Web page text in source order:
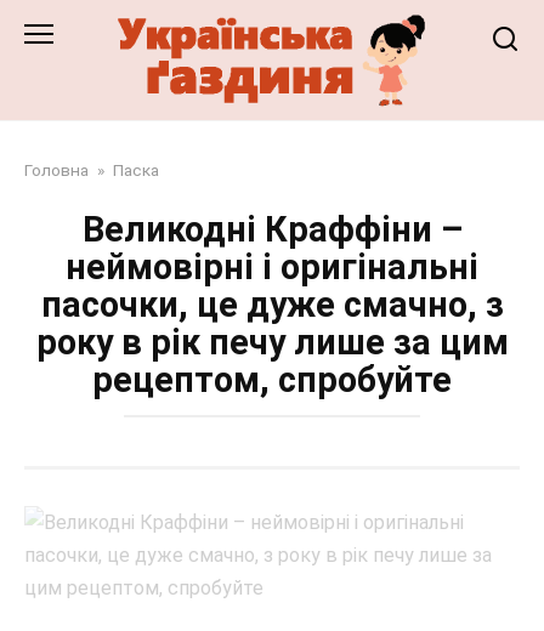
Головна » Паска
Великодні Краффіни –
неймовірні і оригінальні
пасочки, це дуже смачно, з
року в рік печу лише за цим
рецептом, спробуйте